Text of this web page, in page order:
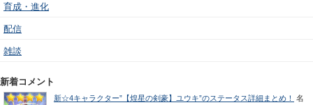
育成・進化
配信
雑談
新着コメント
新☆4キャラクター”【煌星の剣豪】ユウキ”のステータス詳細まとめ！
名